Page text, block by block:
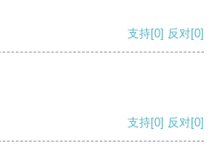
支持[0] 反对[0]
支持[0] 反对[0]